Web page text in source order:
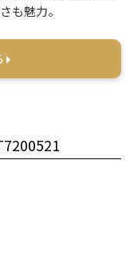
も魅力。